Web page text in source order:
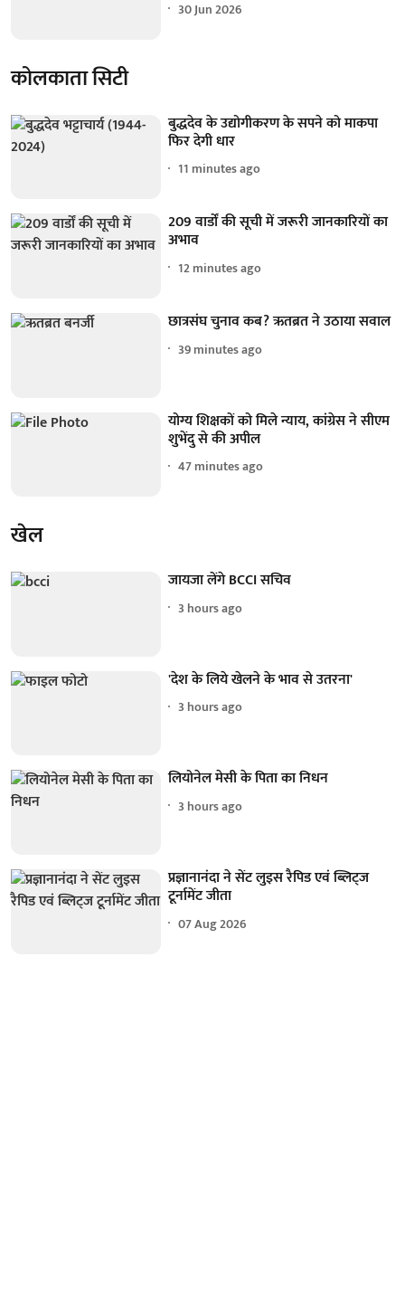
30 Jun 2026
कोलकाता सिटी
बुद्धदेव के उद्योगीकरण के सपने को माकपा
फिर देगी धार
11 minutes ago
209 वार्डों की सूची में जरूरी जानकारियों का
अभाव
12 minutes ago
छात्रसंघ चुनाव कब? ऋतब्रत ने उठाया सवाल
39 minutes ago
योग्य शिक्षकों को मिले न्याय, कांग्रेस ने सीएम
शुभेंदु से की अपील
47 minutes ago
खेल
जायजा लेंगे BCCI सचिव
3 hours ago
'देश के लिये खेलने के भाव से उतरना'
3 hours ago
लियोनेल मेसी के पिता का निधन
3 hours ago
प्रज्ञानानंदा ने सेंट लुइस रैपिड एवं ब्लिट्ज
टूर्नामेंट जीता
07 Aug 2026